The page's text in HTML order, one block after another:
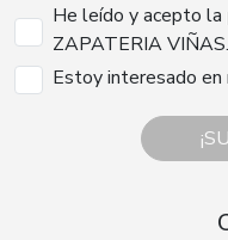
He leído y acepto la
ZAPATERIA VIÑAS.
Estoy interesado en